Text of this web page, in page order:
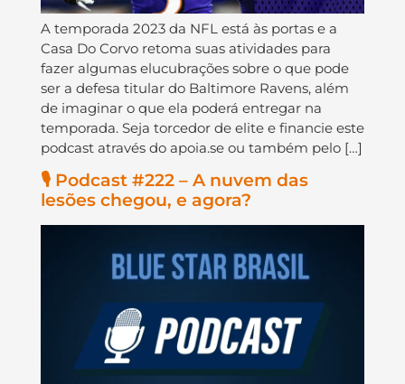
A temporada 2023 da NFL está às portas e a
Casa Do Corvo retoma suas atividades para
fazer algumas elucubrações sobre o que pode
ser a defesa titular do Baltimore Ravens, além
de imaginar o que ela poderá entregar na
temporada. Seja torcedor de elite e financie este
podcast através do apoia.se ou também pelo […]
🎙️ Podcast #222 – A nuvem das
lesões chegou, e agora?